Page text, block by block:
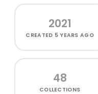
2021
CREATED 5 YEARS AGO
48
COLLECTIONS